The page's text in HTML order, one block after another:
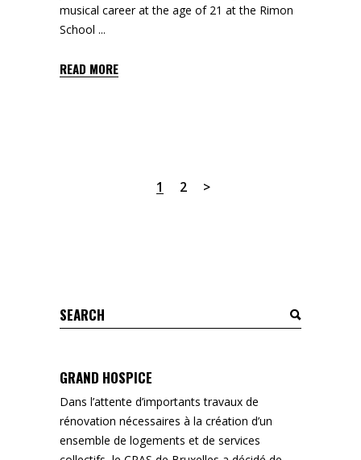
musical career at the age of 21 at the Rimon
School
READ MORE
1 2
Search
for:
GRAND HOSPICE
Dans l’attente d’importants travaux de
rénovation nécessaires à la création d’un
ensemble de logements et de services